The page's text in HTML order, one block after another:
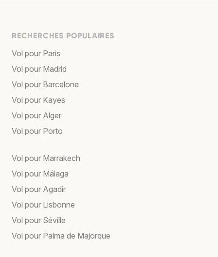
RECHERCHES POPULAIRES
Vol pour Paris
Vol pour Madrid
Vol pour Barcelone
Vol pour Kayes
Vol pour Alger
Vol pour Porto
Vol pour Marrakech
Vol pour Málaga
Vol pour Agadir
Vol pour Lisbonne
Vol pour Séville
Vol pour Palma de Majorque